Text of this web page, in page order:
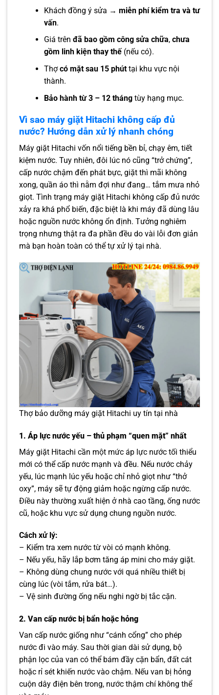
Khách đồng ý sửa → miễn phí kiểm tra và tư
vấn.
Giá trên đã bao gồm công sửa chữa, chưa
gồm linh kiện thay thế(nếu có).
Thợcó mặt sau 15 phúttại khu vực nội
thành.
Bảo hành từ 3 – 12 thángtùy hạng mục.
Vì sao máy giặt Hitachi không cấp đủ
nước? Hướng dẫn xử lý nhanh chóng
Máy giặt Hitachi vốn nổi tiếng bền bỉ, chạy êm, tiết
kiệm nước. Tuy nhiên, đôi lúc nó cũng “trở chứng”,
cấp nước chậm đến phát bực, giặt thì mãi không
xong, quần áo thì nằm đợi như đang… tắm mưa nhỏ
giọt. Tình trạng máy giặt Hitachi không cấp đủ nước
xảy ra khá phổ biến, đặc biệt là khi máy đã dùng lâu
hoặc nguồn nước không ổn định. Tưởng nghiêm
trọng nhưng thật ra đa phần đều do vài lỗi đơn giản
mà bạn hoàn toàn có thể tự xử lý tại nhà.
Thợ bảo dưỡng máy giặt Hitachi uy tín tại nhà
1. Áp lực nước yếu – thủ phạm “quen mặt” nhất
Máy giặt Hitachi cần một mức áp lực nước tối thiểu
mới có thể cấp nước mạnh và đều. Nếu nước chảy
yếu, lúc mạnh lúc yếu hoặc chỉ nhỏ giọt như “thở
oxy”, máy sẽ tự động giảm hoặc ngừng cấp nước.
Điều này thường xuất hiện ở nhà cao tầng, ống nước
cũ, hoặc khu vực sử dụng chung nguồn nước.
Cách xử lý:
– Kiểm tra xem nước từ vòi có mạnh không.
– Nếu yếu, hãy lắp bơm tăng áp mini cho máy giặt.
– Không dùng chung nước với quá nhiều thiết bị
cùng lúc (vòi tắm, rửa bát…).
– Vệ sinh đường ống nếu nghi ngờ bị tắc cặn.
2. Van cấp nước bị bẩn hoặc hỏng
Van cấp nước giống như “cánh cổng” cho phép
nước đi vào máy. Sau thời gian dài sử dụng, bộ
phận lọc của van có thể bám đầy cặn bẩn, đất cát
hoặc rỉ sét khiến nước vào chậm. Nếu van bị hỏng
cuộn dây điện bên trong, nước thậm chí không thể